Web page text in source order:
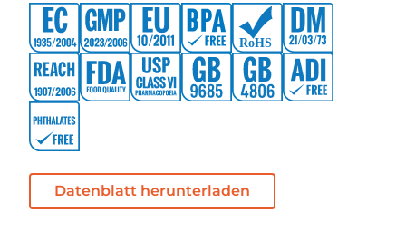
Datenblatt herunterladen